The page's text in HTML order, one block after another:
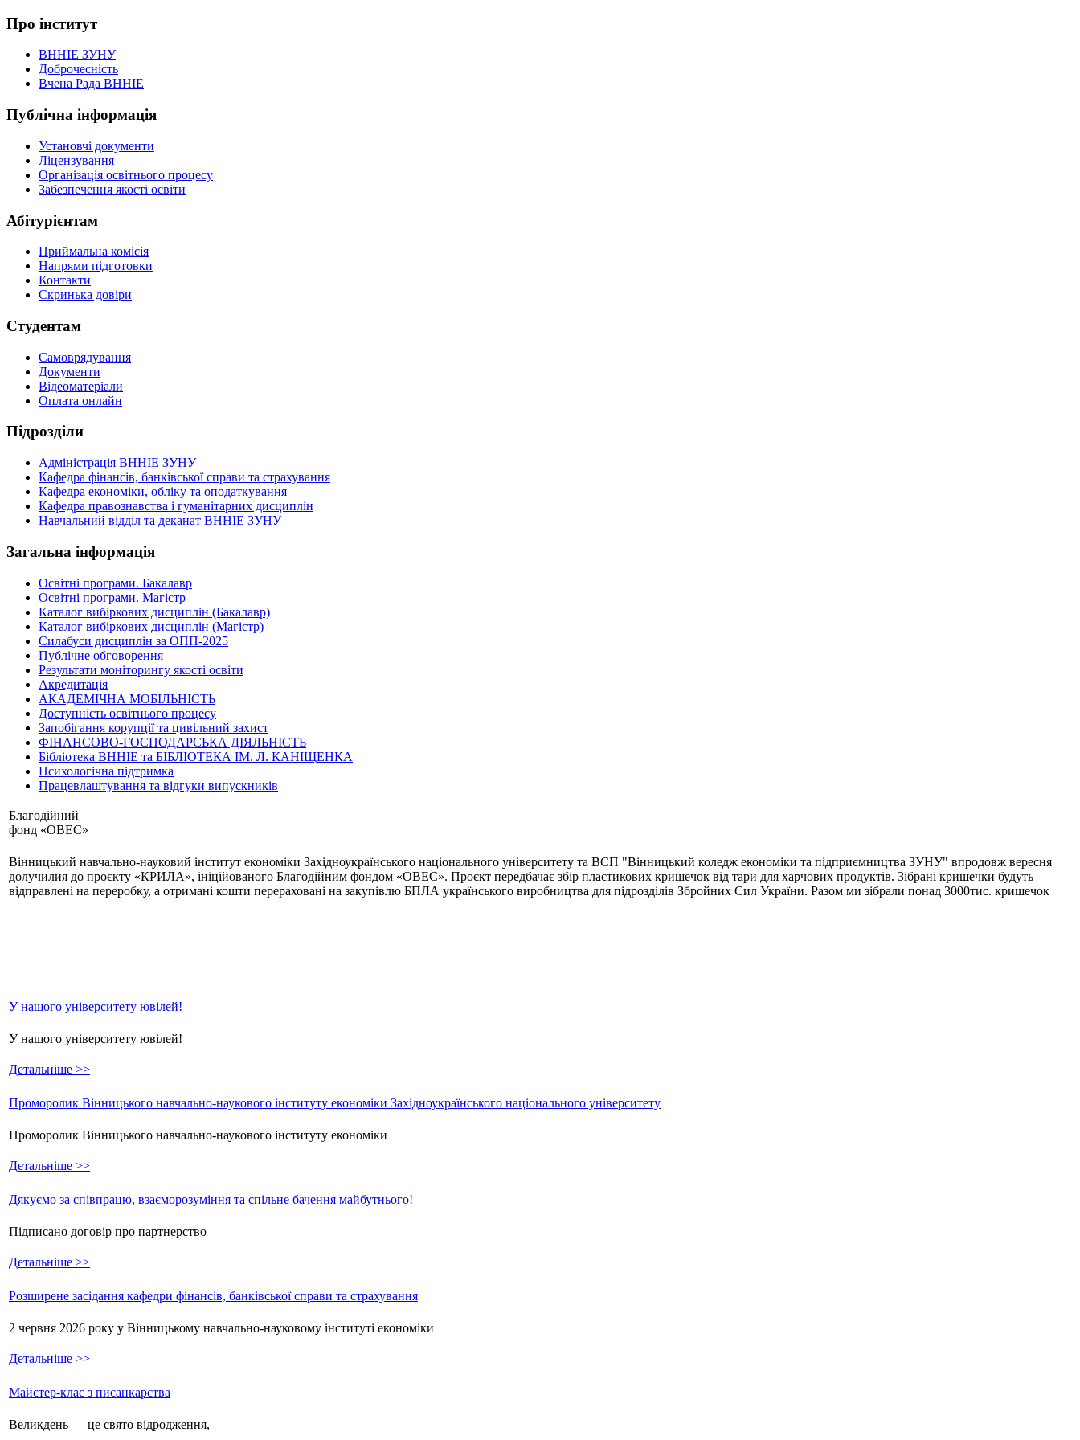
Про інститут
ВННІЕ ЗУНУ
Доброчесність
Вчена Рада ВННІЕ
Публічна інформація
Установчі документи
Ліцензування
Організація освітнього процесу
Забезпечення якості освіти
Абітурієнтам
Приймальна комісія
Напрями підготовки
Контакти
Скринька довіри
Студентам
Самоврядування
Документи
Відеоматеріали
Оплата онлайн
Підрозділи
Адміністрація ВННІЕ ЗУНУ
Кафедра фінансів, банківської справи та страхування
Кафедра економіки, обліку та оподаткування
Кафедра правознавства і гуманітарних дисциплін
Навчальний відділ та деканат ВННІЕ ЗУНУ
Загальна інформація
Освітні програми. Бакалавр
Освітні програми. Магістр
Каталог вибіркових дисциплін (Бакалавр)
Каталог вибіркових дисциплін (Магістр)
Силабуси дисциплін за ОПП-2025
Публічне обговорення
Результати моніторингу якості освіти
Акредитація
АКАДЕМІЧНА МОБІЛЬНІСТЬ
Доступність освітнього процесу
Запобігання корупції та цивільний захист
ФІНАНСОВО-ГОСПОДАРСЬКА ДІЯЛЬНІСТЬ
Бібліотека ВННІЕ та БІБЛІОТЕКА ІМ. Л. КАНІЩЕНКА
Психологічна підтримка
Працевлаштування та відгуки випускників
Благодійний
фонд «ОВЕС»
Вінницький навчально-науковий інститут економіки Західноукраїнського національного університету та ВСП "Вінницький коледж економіки та підприємництва ЗУНУ" впродовж вересня
долучилия до проєкту «КРИЛА», ініційованого Благодійним фондом «ОВЕС». Проєкт передбачає збір пластикових кришечок від тари для харчових продуктів. Зібрані кришечки будуть
відправлені на переробку, а отримані кошти перераховані на закупівлю БПЛА українського виробництва для підрозділів Збройних Сил України. Разом ми зібрали понад 3000тис. кришечок
У нашого університету ювілей!
У нашого університету ювілей!
Детальніше >>
Проморолик Вінницького навчально-наукового інституту економіки Західноукраїнського національного університету
Проморолик Вінницького навчально-наукового інституту економіки
Детальніше >>
Дякуємо за співпрацю, взаєморозуміння та спільне бачення майбутнього!
Підписано договір про партнерство
Детальніше >>
Розширене засідання кафедри фінансів, банківської справи та страхування
2 червня 2026 року у Вінницькому навчально-науковому інституті економіки
Детальніше >>
Майстер-клас з писанкарства
Великдень — це свято відродження,